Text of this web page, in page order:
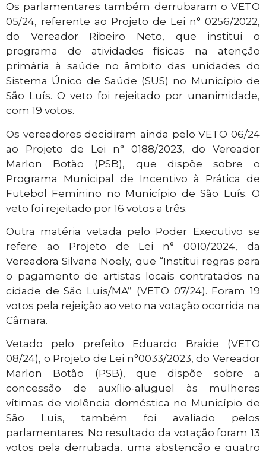
Os parlamentares também derrubaram o VETO
05/24, referente ao Projeto de Lei n° 0256/2022,
do Vereador Ribeiro Neto, que institui o
programa de atividades físicas na atenção
primária à saúde no âmbito das unidades do
Sistema Único de Saúde (SUS) no Município de
São Luís. O veto foi rejeitado por unanimidade,
com 19 votos.
Os vereadores decidiram ainda pelo VETO 06/24
ao Projeto de Lei n° 0188/2023, do Vereador
Marlon Botão (PSB), que dispõe sobre o
Programa Municipal de Incentivo à Prática de
Futebol Feminino no Município de São Luís. O
veto foi rejeitado por 16 votos a três.
Outra matéria vetada pelo Poder Executivo se
refere ao Projeto de Lei n° 0010/2024, da
Vereadora Silvana Noely, que “Institui regras para
o pagamento de artistas locais contratados na
cidade de São Luís/MA” (VETO 07/24). Foram 19
votos pela rejeição ao veto na votação ocorrida na
Câmara.
Vetado pelo prefeito Eduardo Braide (VETO
08/24), o Projeto de Lei n°0033/2023, do Vereador
Marlon Botão (PSB), que dispõe sobre a
concessão de auxílio-aluguel às mulheres
vítimas de violência doméstica no Município de
São Luís, também foi avaliado pelos
parlamentares. No resultado da votação foram 13
votos pela derrubada, uma abstenção e quatro